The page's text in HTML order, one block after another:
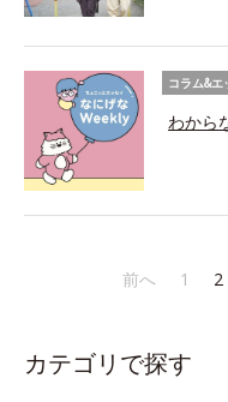
コラム&エ
わから
前へ 1 2
カテゴリで探す